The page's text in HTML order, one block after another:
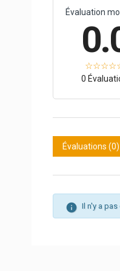
Évaluation
0
Évaluations (0)
Il n'y a